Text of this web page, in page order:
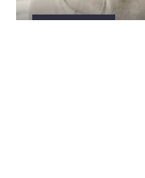
ACCESSOIRES